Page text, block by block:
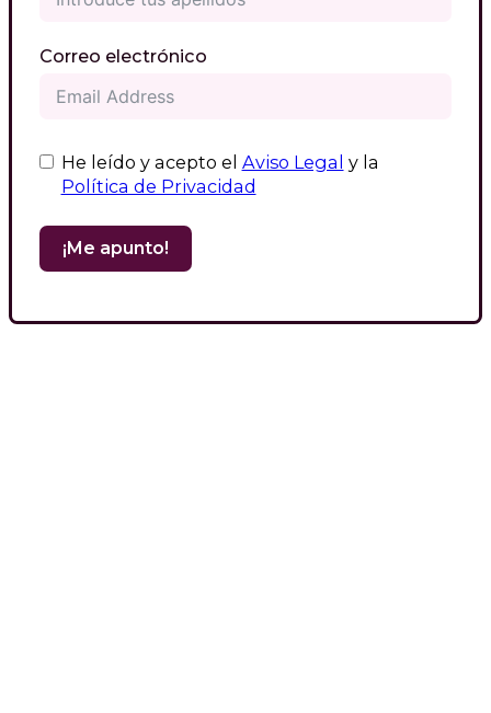
Correo electrónico
He leído y acepto el Aviso Legal y la
Política de Privacidad
¡Me apunto!